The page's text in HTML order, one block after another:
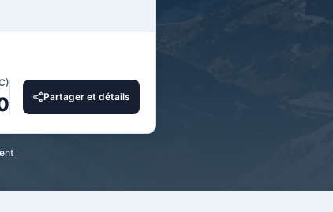
Partager et détails